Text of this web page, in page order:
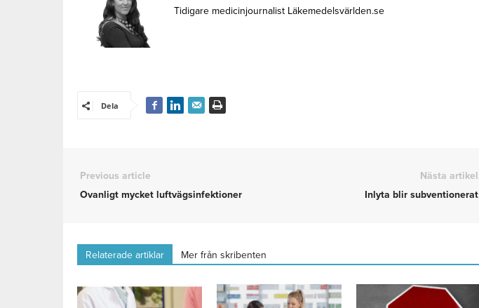
Tidigare medicinjournalist Läkemedelsvärlden.se
Dela
Previous article
Ovanligt mycket luftvägsinfektioner
Nästa artikel
Inlyta blir subventionerat
Relaterade artiklar Mer från skribenten